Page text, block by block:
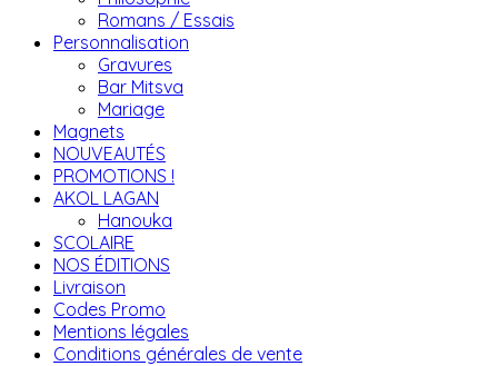
Romans / Essais
Personnalisation
Gravures
Bar Mitsva
Mariage
Magnets
NOUVEAUTÉS
PROMOTIONS !
AKOL LAGAN
Hanouka
SCOLAIRE
NOS ÉDITIONS
Livraison
Codes Promo
Mentions légales
Conditions générales de vente